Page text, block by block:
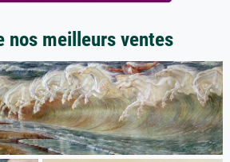
nos meilleurs ventes